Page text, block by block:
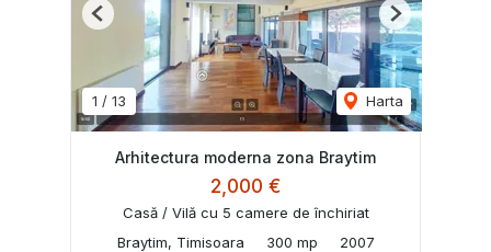
1 / 13 Harta
Previous Next
Arhitectura moderna zona Braytim
2,000 €
Casă / Vilă cu 5 camere de închiriat
Braytim, Timisoara
300 mp 2007